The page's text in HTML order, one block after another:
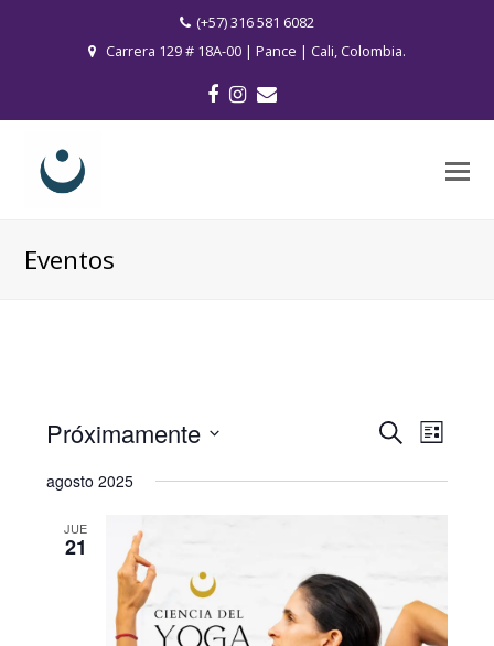
(+57) 316 581 6082
Carrera 129 # 18A-00 | Pance | Cali, Colombia.
Facebook
Instagram
Correo
electrónico
Eventos
Navegación
búsqueda
Eventos
Buscar
vistas
Lista
Próximamente
fecha.
agosto 2025
JUE
21